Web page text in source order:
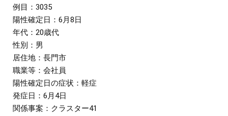
例目：3035
陽性確定日：6月8日
年代：20歳代
性別：男
居住地：長門市
職業等：会社員
陽性確定日の症状：軽症
発症日：6月4日
関係事案：クラスター41